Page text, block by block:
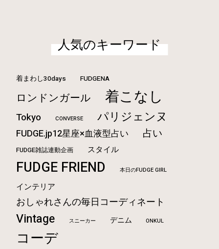
人気のキーワード
着まわし30days FUDGENA
ロンドンガール 着こなし
Tokyo CONVERSE パリジェンヌ
FUDGE.jp12星座×血液型占い 占い
FUDGE雑誌連動企画 スタイル
FUDGE FRIEND 本日のFUDGE GIRL
インテリア
おしゃれさんの毎日コーディネート
Vintage スニーカー デニム ONKUL
コーデ